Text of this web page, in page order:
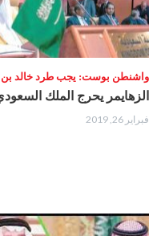
واشنطن بوست: يجب طرد خالد بن
الزهايمر يحرج الملك
فبراير 26, 2019